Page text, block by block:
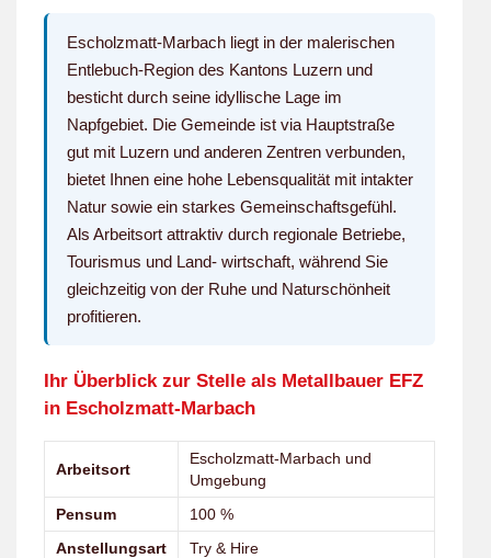
Escholzmatt-Marbach liegt in der malerischen
Entlebuch-Region des Kantons Luzern und
besticht durch seine idyllische Lage im
Napfgebiet. Die Gemeinde ist via Hauptstraße
gut mit Luzern und anderen Zentren verbunden,
bietet Ihnen eine hohe Lebensqualität mit intakter
Natur sowie ein starkes Gemeinschaftsgefühl.
Als Arbeitsort attraktiv durch regionale Betriebe,
Tourismus und Land- wirtschaft, während Sie
gleichzeitig von der Ruhe und Naturschönheit
profitieren.
Ihr Überblick zur Stelle als Metallbauer EFZ
in Escholzmatt-Marbach
Arbeitsort
Escholzmatt-Marbach und
Umgebung
Pensum
100 %
Anstellungsart
Try & Hire